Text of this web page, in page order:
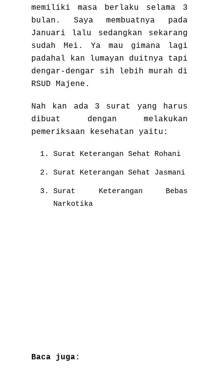
memiliki masa berlaku selama 3
bulan. Saya membuatnya pada
Januari lalu sedangkan sekarang
sudah Mei. Ya mau gimana lagi
padahal kan lumayan duitnya tapi
dengar-dengar sih lebih murah di
RSUD Majene.
Nah kan ada 3 surat yang harus
dibuat dengan melakukan
pemeriksaan kesehatan yaitu:
Surat Keterangan Sehat Rohani
Surat Keterangan Sehat Jasmani
Surat Keterangan Bebas
Narkotika
Baca juga: